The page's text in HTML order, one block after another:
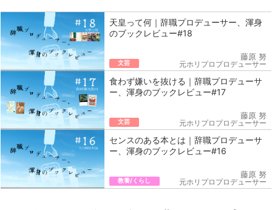
天皇って何｜辞職プロデューサー、渾身
のブックレビュー#18
文芸
藤原 努
元ホリプロプロデューサー
食わず嫌いを抜ける｜辞職プロデューサ
ー、渾身のブックレビュー#17
文芸
藤原 努
元ホリプロプロデューサー
センスのある本とは｜辞職プロデューサ
ー、渾身のブックレビュー#16
教養/くらし
藤原 努
元ホリプロプロデューサー